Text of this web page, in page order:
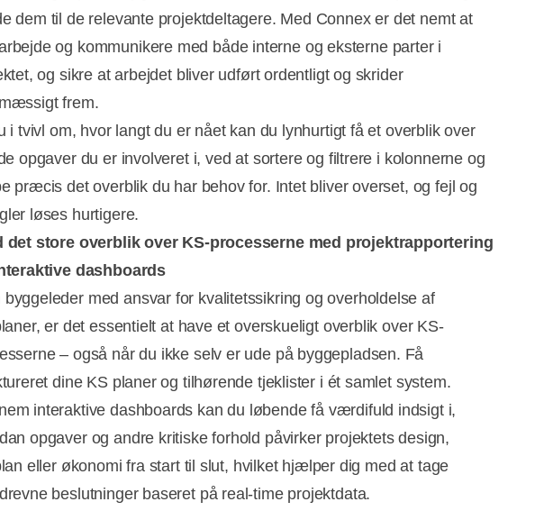
dem til de relevante projektdeltagere. Med Connex er det nemt at
og kommunikere med både interne og eksterne parter i
og sikre at arbejdet bliver udført ordentligt og skrider
frem.
i tvivl om, hvor langt du er nået kan du lynhurtigt få et overblik over
opgaver du er involveret i, ved at sortere og filtrere i kolonnerne og
præcis det overblik du har behov for. Intet bliver overset, og fejl og
løses hurtigere.
det store overblik over KS-processerne med projektrapportering
dashboards
byggeleder med ansvar for kvalitetssikring og overholdelse af
er det essentielt at have et overskueligt overblik over KS-
– også når du ikke selv er ude på byggepladsen. Få
dine KS planer og tilhørende tjeklister i ét samlet system.
interaktive dashboards kan du løbende få værdifuld indsigt i,
opgaver og andre kritiske forhold påvirker projektets design,
eller økonomi fra start til slut, hvilket hjælper dig med at tage
beslutninger baseret på real-time projektdata.